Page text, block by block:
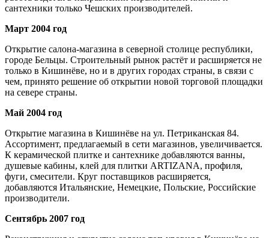
сантехники только Чешских производителей.
Март 2004 год
Открытие салона-магазина в северной столице республики,
городе Бельцы. Строительный рынок растёт и расширяется не
только в Кишинёве, но и в других городах страны, в связи с
чем, принято решение об открытии новой торговой площадки
на севере страны.
Май 2004 год
Открытие магазина в Кишинёве на ул. Петриканская 84.
Ассортимент, предлагаемый в сети магазинов, увеличивается.
К керамической плитке и сантехнике добавляются ванны,
душевые кабины, клей для плитки ARTIZANA, профиля,
фуги, смесители. Круг поставщиков расширяется,
добавляются Итальянские, Немецкие, Польские, Российские
производители.
Сентябрь 2007 год